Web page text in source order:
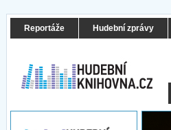
Reportáže Hudební zprávy